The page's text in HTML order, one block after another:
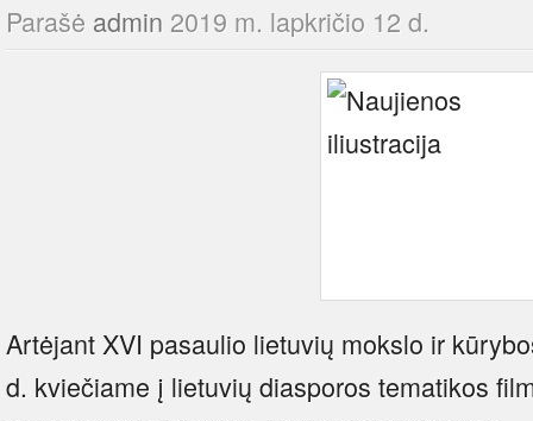
Parašė admin 2019 m. lapkričio 12 d.
Artėjant XVI pasaulio lietuvių mokslo ir
d. kviečiame į lietuvių diasporos tematikos